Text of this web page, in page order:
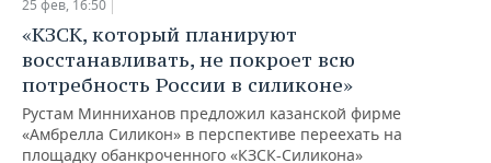
25 фев, 16:50
«КЗСК, который планируют
восстанавливать, не покроет всю
потребность России в силиконе»
Рустам Минниханов предложил казанской фирме
«Амбрелла Силикон» в перспективе переехать на
площадку обанкроченного «КЗСК-Силикона»